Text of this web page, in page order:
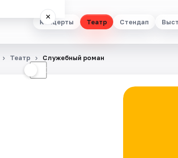
Концерты Театр Стендап
×
☾
Театр Служебный роман